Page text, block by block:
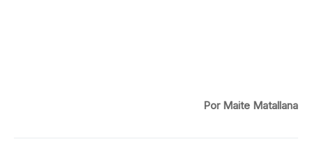
Por Maite Matallana